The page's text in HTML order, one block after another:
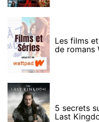
Les films
de romans
5 secrets
Last